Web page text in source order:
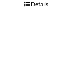
Details